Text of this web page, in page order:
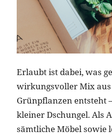
Erlaubt ist dabei, was
wirkungsvoller Mix
Grünpflanzen entsteht
kleiner Dschungel. Als
sämtliche Möbel sowie